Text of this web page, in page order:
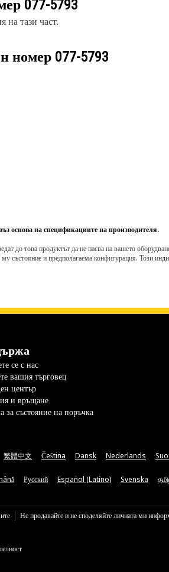
077-5793
на тази част.
номер 077-5793
основа на спецификациите на производителя.
до това продуктът да не пасва на вашето
състояние и предполагаема конфигурация. Този
се с нас
вашия търговец
център
и връщане
за състояние на поръчка
繁體中文 Čeština Dansk Nederlands
Русский Español (Latino) Svenska
Не продавайте и не споделяйте личната ми